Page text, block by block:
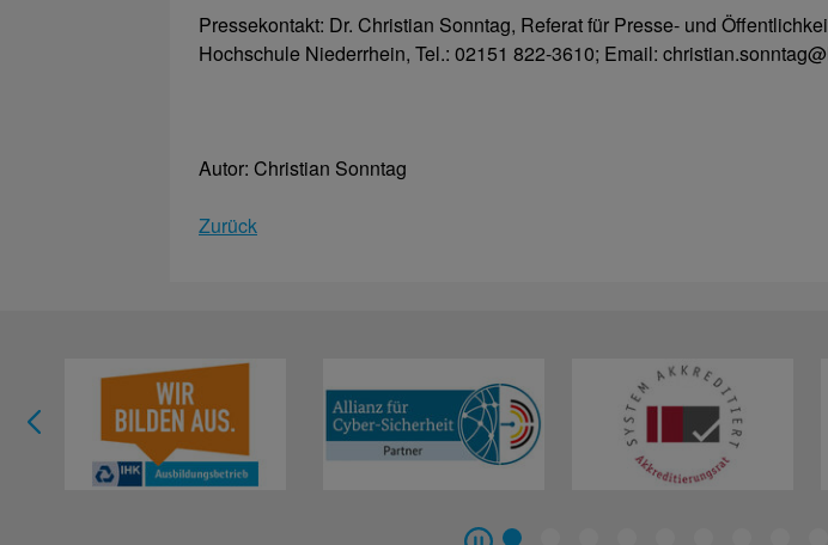
Pressekontakt: Dr. Christian Sonntag, Referat für Presse- und
Hochschule Niederrhein, Tel.: 02151 822-3610; Email:
Autor: Christian Sonntag
Zurück